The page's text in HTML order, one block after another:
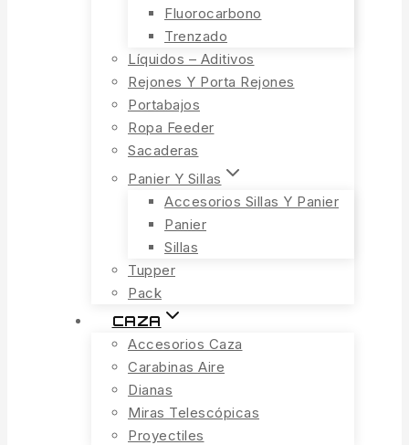
Fluorocarbono
Trenzado
Líquidos – Aditivos
Rejones Y Porta Rejones
Portabajos
Ropa Feeder
Sacaderas
Panier Y Sillas
Accesorios Sillas Y Panier
Panier
Sillas
Tupper
Pack
CAZA
Accesorios Caza
Carabinas Aire
Dianas
Miras Telescópicas
Proyectiles